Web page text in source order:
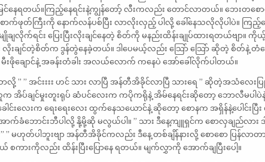
ြင်နေရတယ်။ကြည့်နေရင်းနဲ့ကျွန်တော့် လီးကလည်း တောင်လာတယ်။ ဘေးတစေ
က်ဖုတ်ကြီးကို နောက်လန်ပစ်ပြီး လာလိုးလှည့် ပါလို့ ခေါ်နေသလိုလိုပါပဲ။ ကြည့်န
လိုက်ရင်း ပြေးပြီးလိုးချင်နေတဲ့ စိတ်ကို မနည်းထိန်းချုပ်ထားရတယ်ဗျာ။ ကို
း လိုးချင်တဲ့စိတ်က ဒွန်တွဲနေခဲ့တယ်။ ဒါပေမယ့်လည်း သြော် သြော် ဆိုတဲ့ စိတ်နဲ့
မီးဖိုချောင်နဲ့ အခန်းတံခါး အလယ်လောက် ကနေပဲ အော်ခေါ်လိုက်ပါတယ်။
” အင်းးးး ဟင် သား လာပြီ အန်တီအိခိုင်လာပြီ သားရေ ” ဆိုတဲ့အသံလေးပြု
အိပ်ချင်မှုးတူးရုပ် ဆံပင်လေးက ကပိုကရိုနဲ့ အိမ်နေရင်းဆိုတော့ ဘောလီမပါပဲ
င်းလေးက ရေးရေးလေး ထွက်နေသယောင်နဲ့ ဆိုတော့ စောနက အရှိန်နဲ့ပေါင်းပြီ
ာက်ခံဘောင်းဘီပါလို့ နို့မို့ဆို မလွယ်ပါ။ ” သား ဒီနေ့ကျူရှင်က စောလှချည်လား ဒ
ဟုတ်ပါဘူးဗျာ အန်တီအိခိုင်ကလည်း ဒီနေ့ တစ်ချိန်နားလို့ စောစော ပြန်လာတာ
ကားကိုလည်း ထိန်းပြီးပြောနေ ရတယ်။ မျက်လွှာကို အောက်ချပြီးပေါ့။